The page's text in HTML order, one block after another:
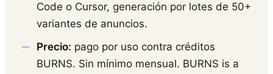
Code o Cursor, generación por lotes de 50+
variantes de anuncios.
Precio: pago por uso contra créditos
BURNS. Sin mínimo mensual. BURNS is a